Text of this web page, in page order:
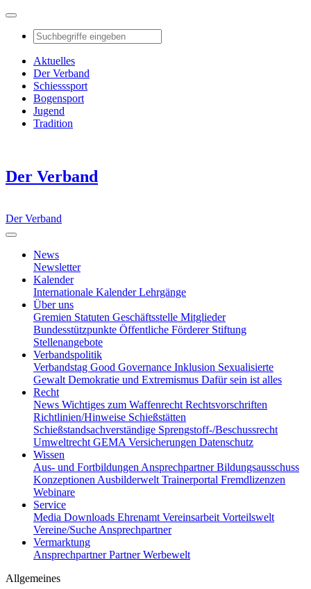
Aktuelles
Der Verband
Schiesssport
Bogensport
Jugend
Tradition
Der Verband
Der Verband
News
Newsletter
Kalender
Internationale KalenderLehrgänge
Über uns
Gremien Statuten Geschäftsstelle Mitglieder
Bundesstützpunkte Öffentliche Förderer Stiftung
Stellenangebote
Verbandspolitik
Verbandstag Good Governance Inklusion Sexualisierte
Gewalt Demokratie und Extremismus Dafür sein ist alles
Recht
News Wichtiges zum Waffenrecht Rechtsvorschriften
Richtlinien/Hinweise Schießstätten
Schießstandsachverständige Sprengstoff-/Beschussrecht
Umweltrecht GEMA Versicherungen Datenschutz
Wissen
Aus- und Fortbildungen AnsprechpartnerBildungsausschuss
Konzeptionen Ausbilderwelt Trainerportal Fremdlizenzen
Webinare
Service
Media Downloads Ehrenamt Vereinsarbeit Vorteilswelt
Vereine/Suche Ansprechpartner
Vermarktung
AnsprechpartnerPartnerWerbewelt
Allgemeines